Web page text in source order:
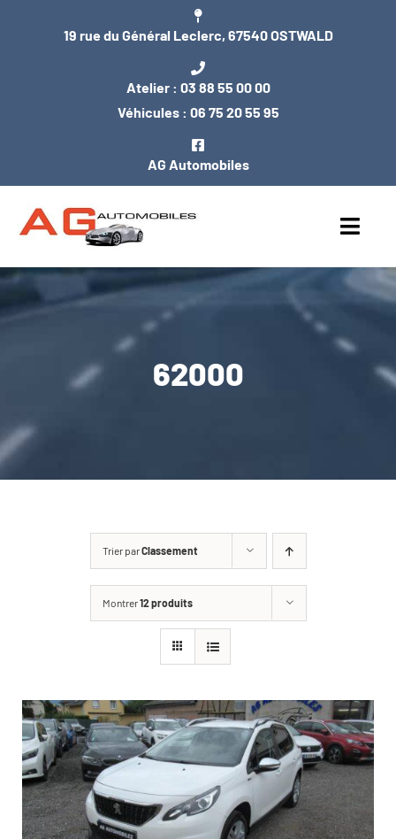
19 rue du Général Leclerc, 67540 OSTWALD
Atelier : 03 88 55 00 00
Véhicules : 06 75 20 55 95
AG Automobiles
ACCUEIL
ENTRETIEN / MÉCANIQUE
CARROSSERIE / VITRAGE
62000
Trier parClassement
Montrer12 produits